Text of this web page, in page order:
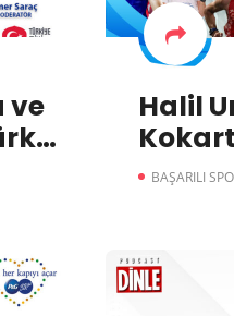
ve
Halil
BAŞARILI